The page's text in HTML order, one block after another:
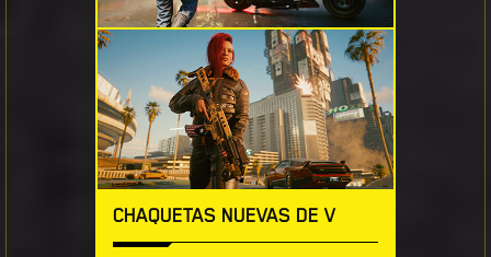
CHAQUETAS NUEVAS DE V